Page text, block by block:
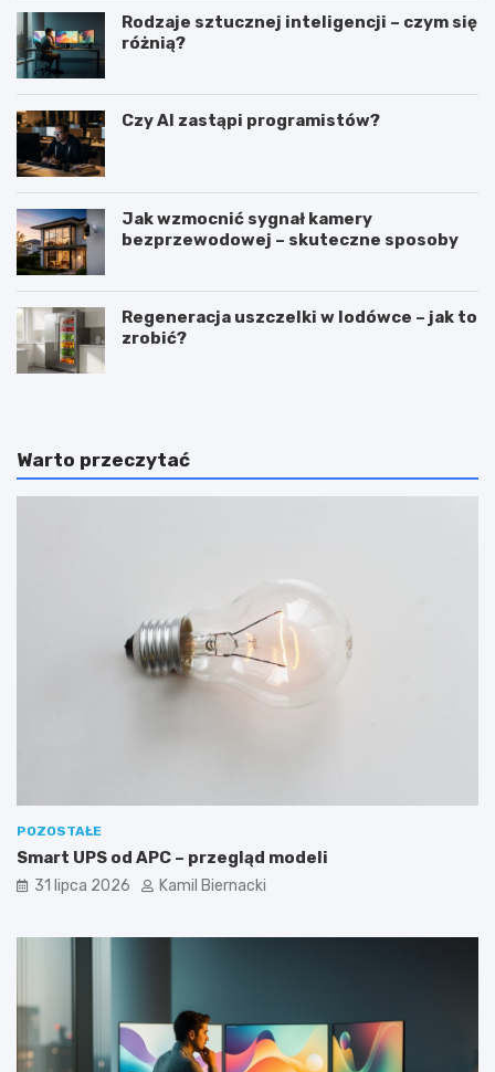
Rodzaje sztucznej inteligencji – czym się
różnią?
Czy AI zastąpi programistów?
Jak wzmocnić sygnał kamery
bezprzewodowej – skuteczne sposoby
Regeneracja uszczelki w lodówce – jak to
zrobić?
Warto przeczytać
POZOSTAŁE
Smart UPS od APC – przegląd modeli
31 lipca 2026 Kamil Biernacki